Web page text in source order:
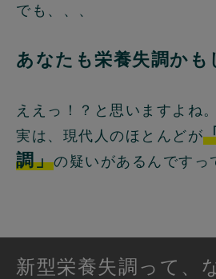
でも、、、
あなたも栄養失調かも
ええっ！？と思いますよね。
実は、現代人のほとんどが
調」の疑いがあるんですっ
新型栄養失調って、